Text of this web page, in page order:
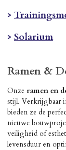
>
> Solarium
Ramen &
Onze ramen en
stijl. Verkrijgbaar
bieden ze de
nieuwe
veiligheid of
levensduur en